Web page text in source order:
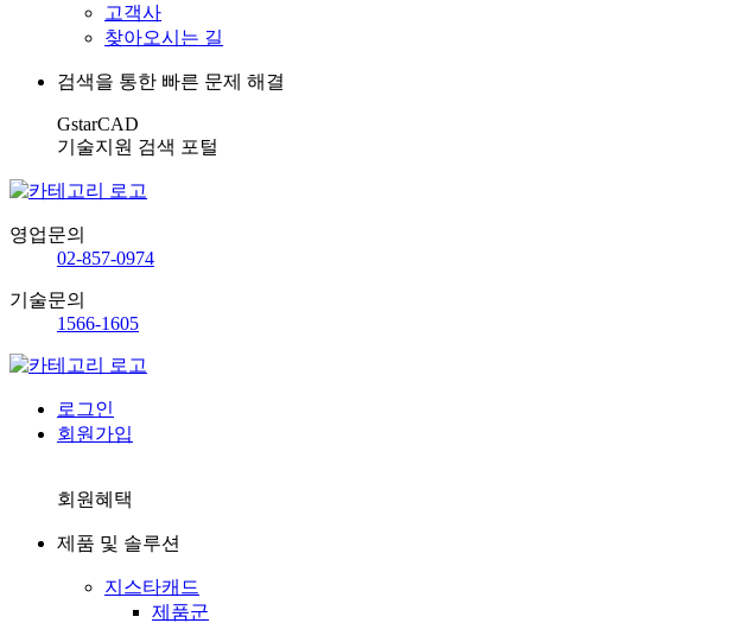
고객사
찾아오시는 길
검색을 통한 빠른 문제 해결
GstarCAD
기술지원 검색 포털
영업문의
02-857-0974
기술문의
1566-1605
로그인
회원가입
회원혜택
제품 및 솔루션
지스타캐드
제품군